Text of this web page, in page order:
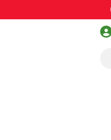
ضمن مسابقة طلابية لمكافحة